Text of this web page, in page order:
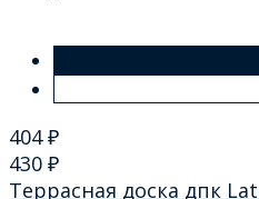
404₽
430 ₽
Террасная доска дпк